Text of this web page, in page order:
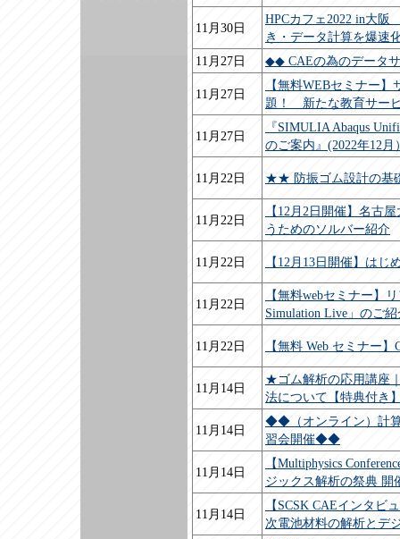
11月30日
HPCカフェ2022 in大阪
き・データ計算を爆速
11月27日
◆◆ CAEの為のデータ
11月27日
【無料WEBセミナー
題！ 新たな教育サー
11月27日
『SIMULIA Abaqus
のご案内』(2022年12月
11月22日 ★★ 防振ゴム設計の基
11月22日
【12月2日開催】名古
うためのソルバー紹介
11月22日 【12月13日開催】は
11月22日
【無料webセミナー】
Simulation Live」のご紹
11月22日 【無料 Web セミナー
11月14日
★ゴム解析の応用講座
法について【特典付き
11月14日
◆◆（オンライン）計算
習会開催◆◆
11月14日
【Multiphysics
ジックス解析の祭典 開
11月14日
【SCSK CAEインタビ
次電池材料の解析とデ